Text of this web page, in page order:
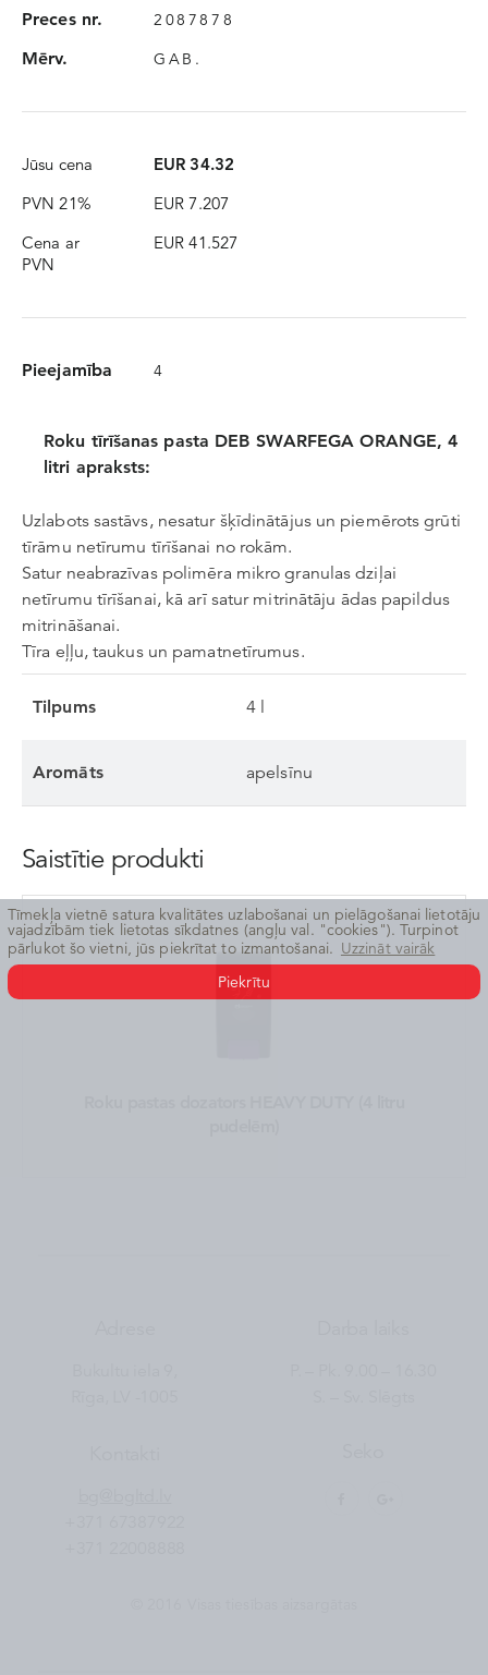
Preces nr. 2087878
Mērv. GAB.
Jūsu cena
EUR 34.32
PVN 21%
EUR 7.207
Cena ar
PVN
EUR 41.527
Pieejamība 4
Roku tīrīšanas pasta DEB SWARFEGA ORANGE, 4
litri apraksts:
Uzlabots sastāvs, nesatur šķīdinātājus un piemērots grūti
tīrāmu netīrumu tīrīšanai no rokām.
Satur neabrazīvas polimēra mikro granulas dziļai
netīrumu tīrīšanai, kā arī satur mitrinātāju ādas papildus
mitrināšanai.
Tīra eļļu, taukus un pamatnetīrumus.
Tilpums 4 l
Aromāts apelsīnu
Saistītie produkti
Tīmekļa vietnē satura kvalitātes uzlabošanai un pielāgošanai lietotāju
vajadzībām tiek lietotas sīkdatnes (angļu val. "cookies"). Turpinot
pārlukot šo vietni, jūs piekrītat to izmantošanai. Uzzināt vairāk
Piekrītu
E-PASTS*
ATCERĒTIES AUTORIZĀCIJU
„Aizmirsu paroli”